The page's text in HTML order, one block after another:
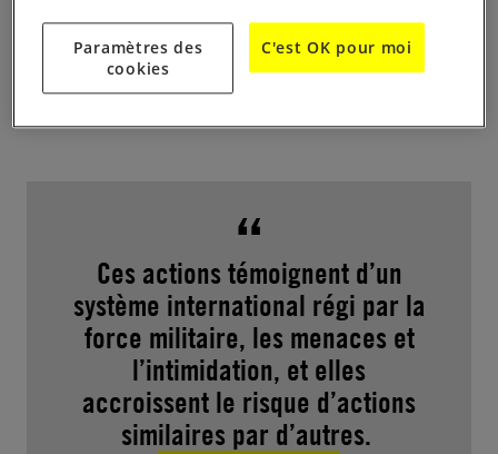
des droits humains dans le pays, que ce soit en
raison de nouvelles opérations américaines ou des
représailles du gouvernement vénézuélien aux
Ces actions témoignent d’un
système international régi par la
force militaire, les menaces et
l’intimidation, et elles
accroissent le risque d’actions
similaires par d’autres.
Paramètres des
cookies
C'est OK pour moi